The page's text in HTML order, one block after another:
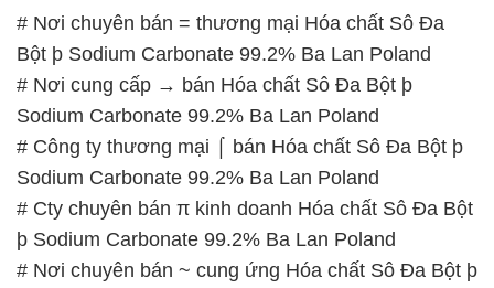
# Nơi chuyên bán = thương mại Hóa chất Sô Đa
Bột þ Sodium Carbonate 99.2% Ba Lan Poland
# Nơi cung cấp → bán Hóa chất Sô Đa Bột þ
Sodium Carbonate 99.2% Ba Lan Poland
# Công ty thương mại ⌠ bán Hóa chất Sô Đa Bột þ
Sodium Carbonate 99.2% Ba Lan Poland
# Cty chuyên bán π kinh doanh Hóa chất Sô Đa Bột
þ Sodium Carbonate 99.2% Ba Lan Poland
# Nơi chuyên bán ~ cung ứng Hóa chất Sô Đa Bột þ